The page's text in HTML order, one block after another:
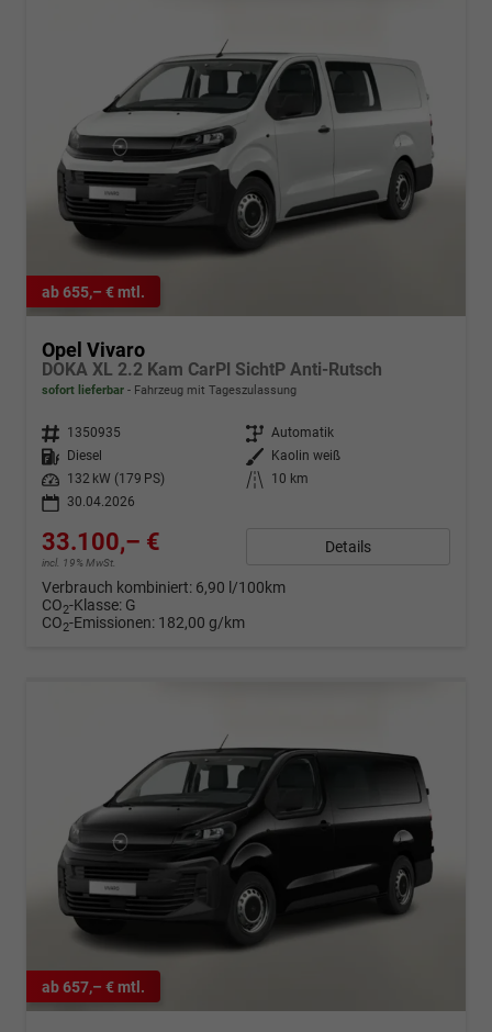
ab 655,– € mtl.
Opel Vivaro
DOKA XL 2.2 Kam CarPl SichtP Anti-Rutsch
sofort lieferbar Fahrzeug mit Tageszulassung
Fahrzeugnr. 1350935 Getriebe Automatik
Kraftstoff
Diesel Außenfarbe
Kaolin weiß
Leistung
132 kW (179 PS) Kilometerstand
10 km
30.04.2026
33.100,– €
incl. 19% MwSt.
Details
Verbrauch kombiniert: 6,90 l/100km
CO2-Klasse: G
CO2-Emissionen: 182,00 g/km
ab 657,– € mtl.